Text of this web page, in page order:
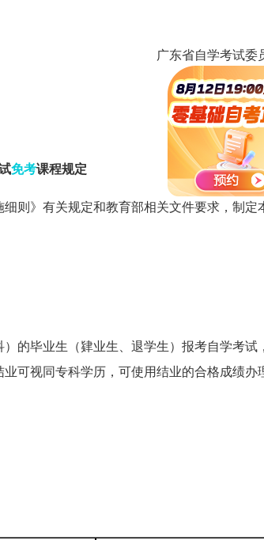
广东省自学考试委
2025年12
免考课程规定
则》有关规定和教育部相关文件要求，制定
的毕业生（肄业生、退学生）报考自学考试
可视同专科学历，可使用结业的合格成绩办